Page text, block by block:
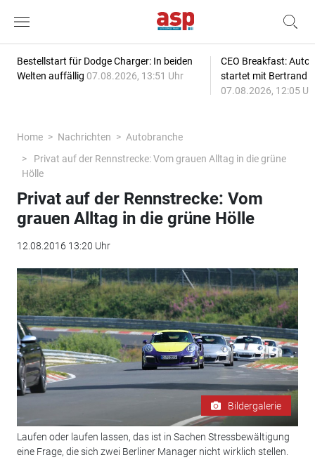
Bestellstart für Dodge Charger: In beiden
Welten auffällig 07.08.2026, 13:51 Uhr
CEO Breakfast:
startet mit Bertrand
07.08.2026, 12:05
Home Nachrichten
Autobranche
Privat auf der Rennstrecke: Vom grauen Alltag in die grüne
Hölle
Privat auf der Rennstrecke: Vom
grauen Alltag in die grüne Hölle
12.08.2016 13:20 Uhr
Bildergalerie
Laufen oder laufen lassen, das ist in Sachen Stressbewältigung
eine Frage, die sich zwei Berliner Manager nicht wirklich stellen.